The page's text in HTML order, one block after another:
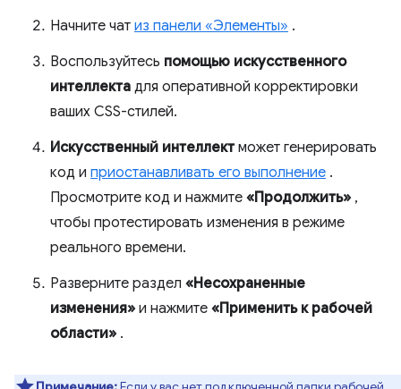
Начните чат из панели «Элементы» .
Воспользуйтесь помощью искусственного
интеллекта для оперативной корректировки
ваших CSS-стилей.
Искусственный интеллектможет генерировать
код и приостанавливать его выполнение .
Просмотрите код и нажмите «Продолжить» ,
чтобы протестировать изменения в режиме
реального времени.
Разверните раздел «Несохраненные
изменения» и нажмите «Применить к рабочей
области» .